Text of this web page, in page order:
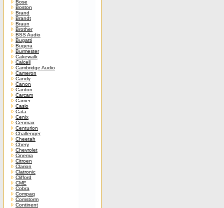
Bose
Boston
Brand
Brandt
Braun
Brother
BSS Audio
Bugatti
Bugera
Burmester
Cakewalk
Calcell
Cambridge Audio
Cameron
Candy
Canon
Canton
Carcam
Carrier
Casio
Cata
Cenix
Cenmax
Centurion
Challenger
Cheetah
Chery
Chevrolet
Cinema
Citroen
Clarion
Clatronic
Clifford
CME
Cobra
Compaq
Comstorm
Continent